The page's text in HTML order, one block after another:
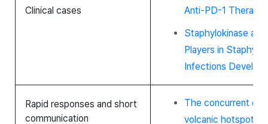
Clinical cases
Anti-PD-1 Therapy
Staphylokinase
Players in
Infections
Rapid responses and short
communication
The concurrent
volcanic hotspot